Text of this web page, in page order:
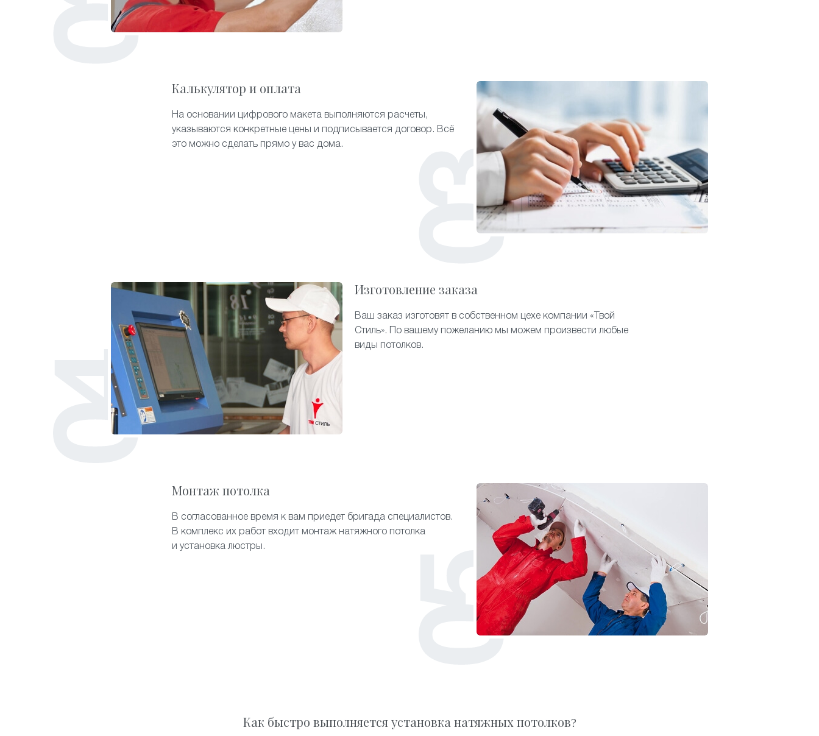
Калькулятор и оплата
На основании цифрового макета выполняются расчеты,
указываются конкретные цены и подписывается договор. Всё
это можно сделать прямо у вас дома.
Изготовление заказа
Ваш заказ изготовят в собственном цехе компании «Твой
Стиль». По вашему пожеланию мы можем произвести любые
виды потолков.
Монтаж потолка
В согласованное время к вам приедет бригада специалистов.
В комплекс их работ входит монтаж натяжного потолка
и установка люстры.
Как быстро выполняется установка натяжных потолков?